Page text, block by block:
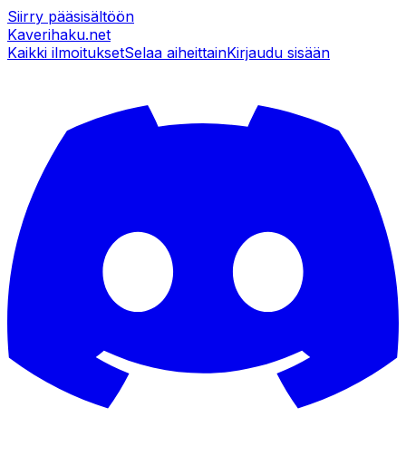
Siirry pääsisältöön
Kaverihaku.net
Kaikki ilmoituksetSelaa aiheittainKirjaudu sisään